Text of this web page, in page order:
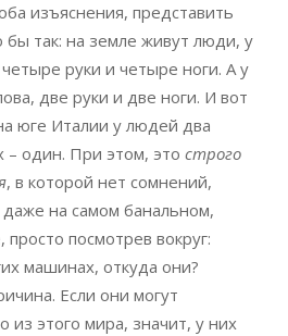
изъяснения, представить
так: на земле живут люди, у
руки и четыре ноги. А у
две руки и две ноги. И вот
юге Италии у людей два
– один. При этом, это строго
, в которой нет сомнений,
на самом банальном,
посмотрев вокруг:
машинах, откуда они?
Если они могут
из этого мира, значит, у них